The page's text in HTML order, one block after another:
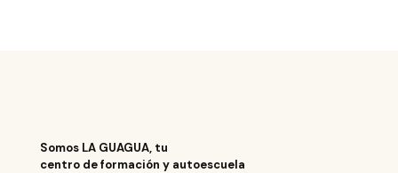
Somos LA GUAGUA, tu
centro de formación y autoescuela